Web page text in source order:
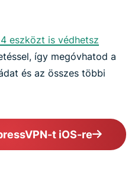
eszközt is védhetsz
így megóvhatod a
és az összes többi
t iOS-re